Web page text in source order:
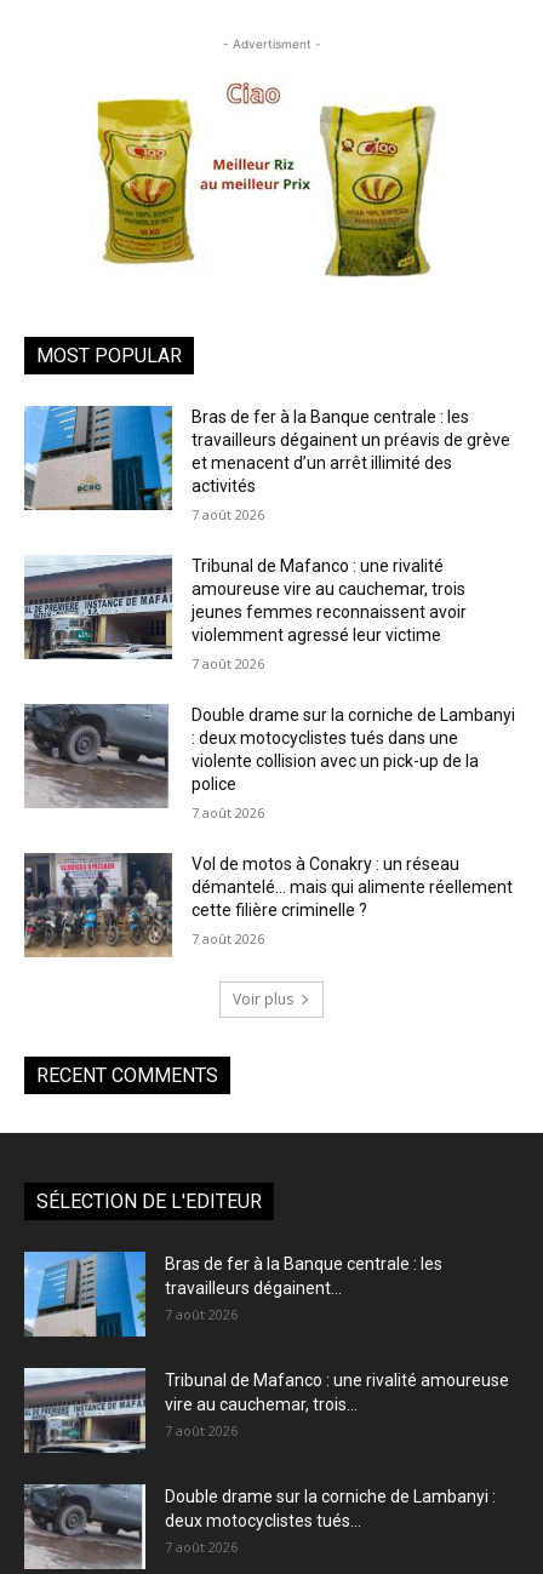
- Advertisment -
MOST POPULAR
Bras de fer à la Banque centrale : les
travailleurs dégainent un préavis de grève
et menacent d’un arrêt illimité des
activités
7 août 2026
Tribunal de Mafanco : une rivalité
amoureuse vire au cauchemar, trois
jeunes femmes reconnaissent avoir
violemment agressé leur victime
7 août 2026
Double drame sur la corniche de Lambanyi
: deux motocyclistes tués dans une
violente collision avec un pick-up de la
police
7 août 2026
Vol de motos à Conakry : un réseau
démantelé… mais qui alimente réellement
cette filière criminelle ?
7 août 2026
Voir plus
RECENT COMMENTS
SÉLECTION DE L'EDITEUR
Bras de fer à la Banque centrale : les
travailleurs dégainent...
7 août 2026
Tribunal de Mafanco : une rivalité amoureuse
vire au cauchemar, trois...
7 août 2026
Double drame sur la corniche de Lambanyi :
deux motocyclistes tués...
7 août 2026